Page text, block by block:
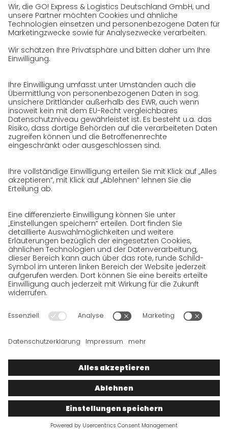
Speicherdauer
Wir speichern die
nur solange, wie es für
die Erreichung des
Bereitstellungspflicht
und Folgen der
Nichtbereitstellung
Keine Pflicht zur
Bereitstellung;
Nichtbereitstellung
führt dazu, dass keine
News geladen werden
können
ÜberGO!
GO!– das heißt auch zielsicheres Engagement.
Für unsere Kunden und unser Unternehmen.
Wir werden uns umgehend um Ihr Anliegen
kümmern.
859 99 99
GO! E-Mail